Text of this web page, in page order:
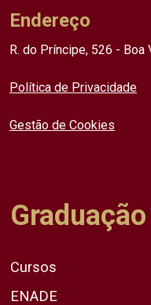
Endereço
R. do Príncipe, 526 -
Política de Privacidade
Gestão de Cookies
Graduação
Cursos
ENADE